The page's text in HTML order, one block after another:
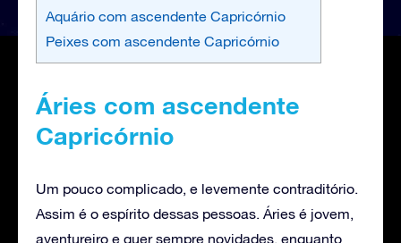
Aquário com ascendente Capricórnio
Peixes com ascendente Capricórnio
Áries com ascendente
Capricórnio
Um pouco complicado, e levemente contraditório.
Assim é o espírito dessas pessoas. Áries é jovem,
aventureiro e quer sempre novidades, enquanto